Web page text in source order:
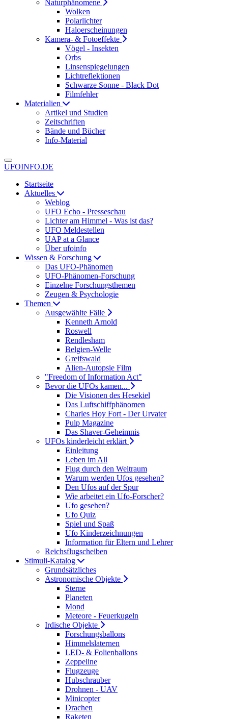
Naturphänomene
Wolken
Polarlichter
Haloerscheinungen
Kamera- & Fotoeffekte
Vögel - Insekten
Orbs
Linsenspiegelungen
Lichtreflektionen
Schwarze Sonne - Black Dot
Filmfehler
Materialien
Artikel und Studien
Zeitschriften
Bände und Bücher
Info-Material
UFOINFO.DE
Startseite
Aktuelles
Weblog
UFO Echo - Presseschau
Lichter am Himmel - Was ist das?
UFO Meldestellen
UAP at a Glance
Über ufoinfo
Wissen & Forschung
Das UFO-Phänomen
UFO-Phänomen-Forschung
Einzelne Forschungsthemen
Zeugen & Psychologie
Themen
Ausgewählte Fälle
Kenneth Arnold
Roswell
Rendlesham
Belgien-Welle
Greifswald
Alien-Autopsie Film
"Freedom of Information Act"
Bevor die UFOs kamen...
Die Visionen des Hesekiel
Das Luftschiffphänomen
Charles Hoy Fort - Der Urvater
Pulp Magazine
Das Shaver-Geheimnis
UFOs kinderleicht erklärt
Einleitung
Leben im All
Flug durch den Weltraum
Warum werden Ufos gesehen?
Den Ufos auf der Spur
Wie arbeitet ein Ufo-Forscher?
Ufo gesehen?
Ufo Quiz
Spiel und Spaß
Ufo Kinderzeichnungen
Information für Eltern und Lehrer
Reichsflugscheiben
Stimuli-Katalog
Grundsätzliches
Astronomische Objekte
Sterne
Planeten
Mond
Meteore - Feuerkugeln
Irdische Objekte
Forschungsballons
Himmelslaternen
LED- & Folienballons
Zeppeline
Flugzeuge
Hubschrauber
Drohnen - UAV
Minicopter
Drachen
Raketen